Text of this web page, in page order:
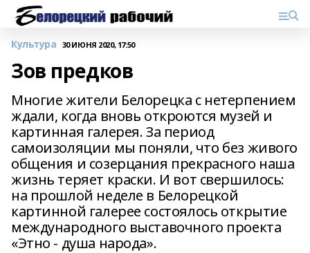
Культура 30 ИЮНЯ 2020, 17:50
Зов предков
Многие жители Белорецка с нетерпением
ждали, когда вновь откроются музей и
картинная галерея. За период
самоизоляции мы поняли, что без живого
общения и созерцания прекрасного наша
жизнь теряет краски. И вот свершилось:
на прошлой неделе в Белорецкой
картинной галерее состоялось открытие
международного выставочного проекта
«Этно - душа народа».